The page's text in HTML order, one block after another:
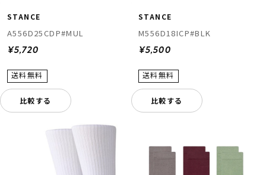
ポイント・クーポンもこのアプリで！
STANCE
A556D25CDP#MUL
¥5,720
比較する
STANCE
M556D18ICP#BLK
¥5,500
比較する